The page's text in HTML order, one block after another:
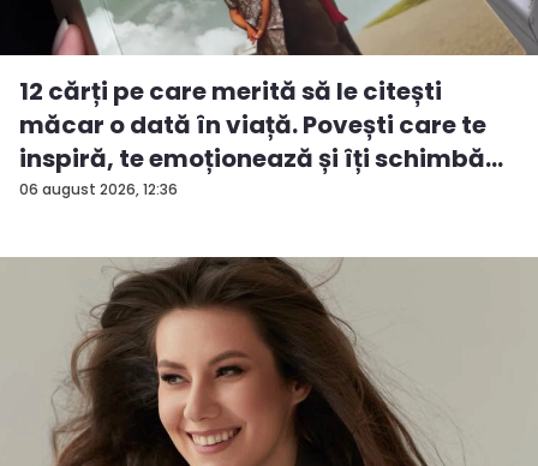
06 august 2026, 12:36
12 cărți pe care merită să le citești
măcar o dată în viață. Povești care te
inspiră, te emoționează și îți schimbă...